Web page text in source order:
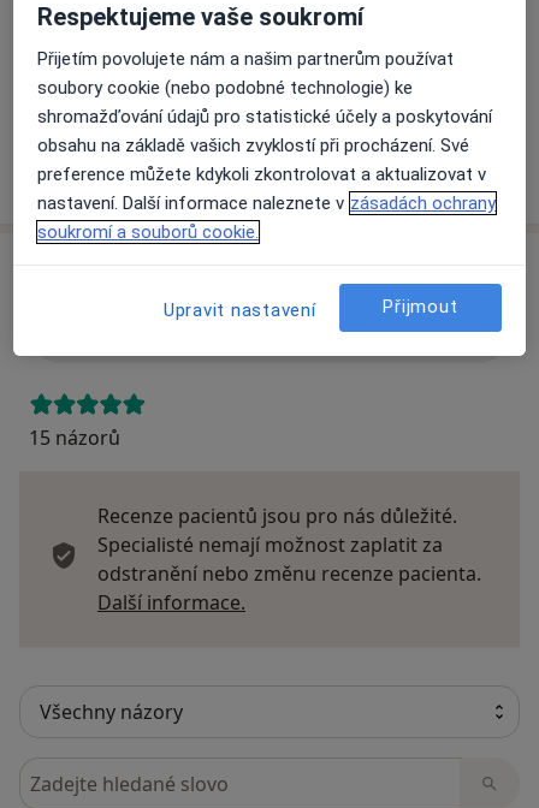
Způsoby platby (soukromé návštěvy)
Na teto adrese lékař přijímá pacienty na pojišťovnu
Detaily
Více
o adrese
Přidejte svůj názor
15 názorů
Recenze pacientů jsou pro nás důležité.
Specialisté nemají možnost zaplatit za
odstranění nebo změnu recenze pacienta.
Další informace.
Hledejte v názorech
Respektujeme vaše soukromí
Přijetím povolujete nám a našim partnerům používat
soubory cookie (nebo podobné technologie) ke
shromažďování údajů pro statistické účely a poskytování
obsahu na základě vašich zvyklostí při procházení. Své
preference můžete kdykoli zkontrolovat a aktualizovat v
nastavení. Další informace naleznete v zásadách ochrany
soukromí a souborů cookie.
Upravit nastavení Přijmout